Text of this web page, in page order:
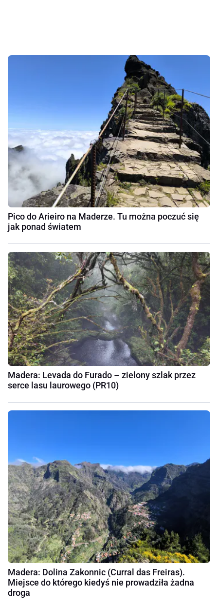
Pico do Arieiro na Maderze. Tu można poczuć się
jak ponad światem
Madera: Levada do Furado – zielony szlak przez
serce lasu laurowego (PR10)
Madera: Dolina Zakonnic (Curral das Freiras).
Miejsce do którego kiedyś nie prowadziła żadna
droga